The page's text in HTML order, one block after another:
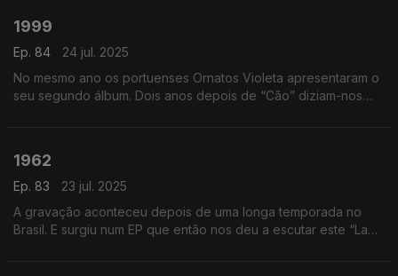
1999
Ep. 84
24 jul. 2025
No mesmo ano os portuenses Ornatos Violeta apresentaram o
seu segundo álbum. Dois anos depois de “Cão” diziam-nos
1962
Ep. 83
23 jul. 2025
A gravação aconteceu depois de uma longa temporada no
Brasil. E surgiu num EP que então nos deu a escutar este “Lado